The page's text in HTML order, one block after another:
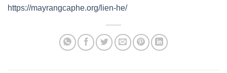
https://mayrangcaphe.org/lien-he/